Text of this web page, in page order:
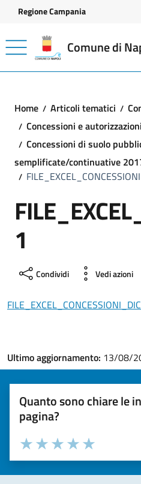
Vai ai contenuti
Vai al footer
Regione Campania
Comune di
Home Articoli tematici
Concessioni e
Concessioni di suolo
semplificate/continuative
1
Condividi Vedi azioni
Ultimo aggiornamento: 13/08/
Quanto sono chiare le
pagina?
Valuta la chiarezza delle
Seleziona il numero di stelle
Valuta 5
Valuta 4 stelle su
Valuta 3 stelle su 5
Valuta 2 stelle su 5
Valuta 1 stelle su 5